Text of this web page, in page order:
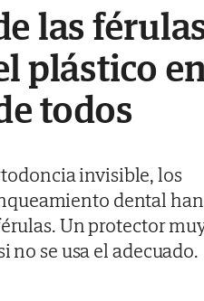
las
plástico
todos
invisible, los
dental han
Un protector
no se usa el adecuado.